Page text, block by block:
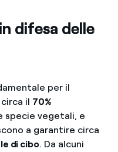
difesa delle
per il
il 70%
specie vegetali, e
a garantire circa
di cibo. Da alcuni